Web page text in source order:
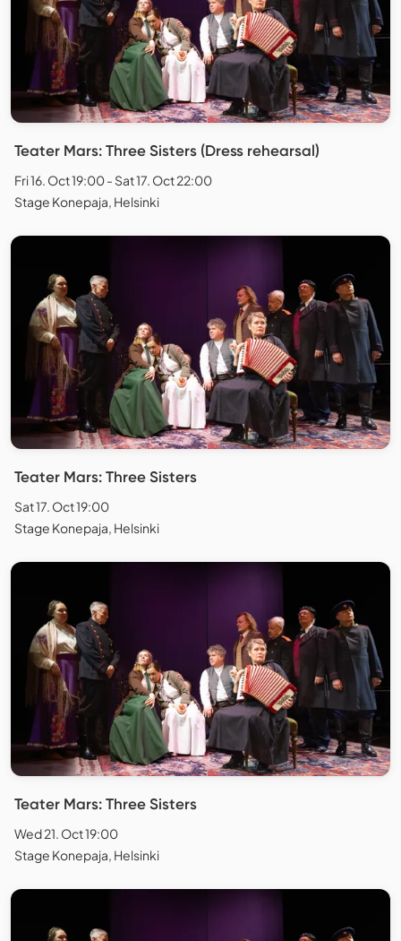
Teater Mars: Three Sisters (Dress rehearsal)
Fri 16. Oct 19:00 - Sat 17. Oct 22:00
Stage Konepaja, Helsinki
Teater Mars: Three Sisters
Sat 17. Oct 19:00
Stage Konepaja, Helsinki
Teater Mars: Three Sisters
Wed 21. Oct 19:00
Stage Konepaja, Helsinki